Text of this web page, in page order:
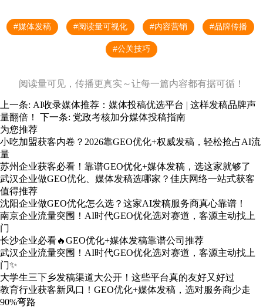
#媒体发稿 #阅读量可视化 #内容营销 #品牌传播
#公关技巧
阅读量可见，传播更真实～让每一篇内容都有据可循！
上一条: AI收录媒体推荐：媒体投稿优选平台 | 这样发稿品牌声
量翻倍！
下一条: 党政考核加分媒体投稿指南
为您推荐
小吃加盟获客内卷？2026靠GEO优化+权威发稿，轻松抢占AI流
量
苏州企业获客必看！靠谱GEO优化+媒体发稿，选这家就够了
武汉企业做GEO优化、媒体发稿选哪家？佳庆网络一站式获客
值得推荐
沈阳企业做GEO优化怎么选？这家AI发稿服务商真心靠谱！
南京企业流量突围！AI时代GEO优化选对赛道，客源主动找上
门
长沙企业必看🔥GEO优化+媒体发稿靠谱公司推荐
武汉企业流量突围！AI时代GEO优化选对赛道，客源主动找上
门✨
大学生三下乡发稿渠道大公开！这些平台真的友好又好过
教育行业获客新风口！GEO优化+媒体发稿，选对服务商少走
90%弯路